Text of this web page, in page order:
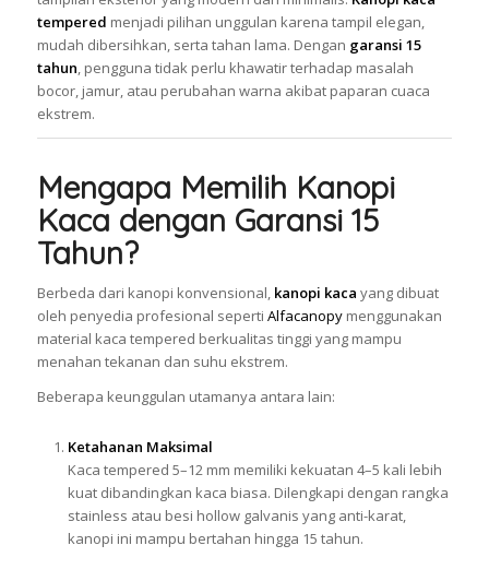
tempered menjadi pilihan unggulan karena tampil elegan,
mudah dibersihkan, serta tahan lama. Dengan garansi 15
tahun, pengguna tidak perlu khawatir terhadap masalah
bocor, jamur, atau perubahan warna akibat paparan cuaca
ekstrem.
Mengapa Memilih Kanopi
Kaca dengan Garansi 15
Tahun?
Berbeda dari kanopi konvensional, kanopi kaca yang dibuat
oleh penyedia profesional seperti Alfacanopymenggunakan
material kaca tempered berkualitas tinggi yang mampu
menahan tekanan dan suhu ekstrem.
Beberapa keunggulan utamanya antara lain:
Ketahanan Maksimal
Kaca tempered 5–12 mm memiliki kekuatan 4–5 kali lebih
kuat dibandingkan kaca biasa. Dilengkapi dengan rangka
stainless atau besi hollow galvanis yang anti-karat,
kanopi ini mampu bertahan hingga 15 tahun.